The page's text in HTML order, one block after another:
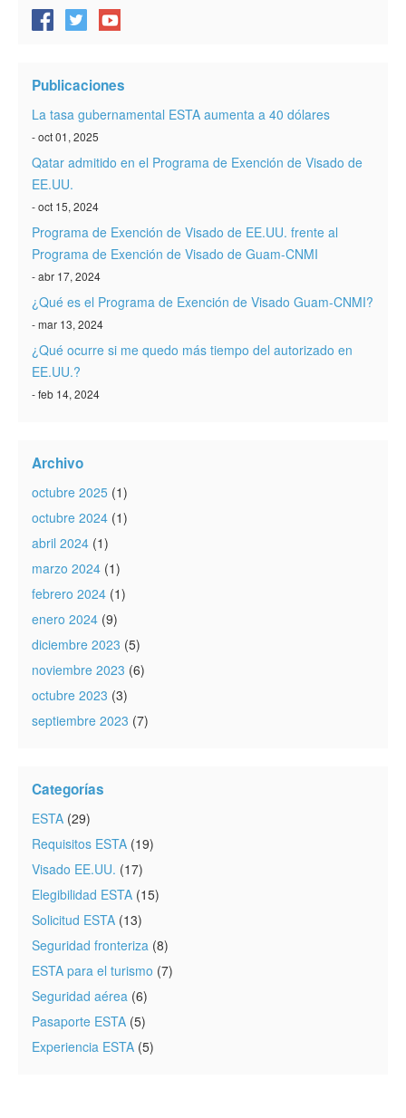
Publicaciones
La tasa gubernamental ESTA aumenta a 40 dólares
- oct 01, 2025
Qatar admitido en el Programa de Exención de Visado de
EE.UU.
- oct 15, 2024
Programa de Exención de Visado de EE.UU. frente al
Programa de Exención de Visado de Guam-CNMI
- abr 17, 2024
¿Qué es el Programa de Exención de Visado Guam-CNMI?
- mar 13, 2024
¿Qué ocurre si me quedo más tiempo del autorizado en
EE.UU.?
- feb 14, 2024
Archivo
octubre 2025 (1)
octubre 2024 (1)
abril 2024 (1)
marzo 2024 (1)
febrero 2024 (1)
enero 2024 (9)
diciembre 2023 (5)
noviembre 2023 (6)
octubre 2023 (3)
septiembre 2023 (7)
Categorías
ESTA (29)
Requisitos ESTA (19)
Visado EE.UU. (17)
Elegibilidad ESTA (15)
Solicitud ESTA (13)
Seguridad fronteriza (8)
ESTA para el turismo (7)
Seguridad aérea (6)
Pasaporte ESTA (5)
Experiencia ESTA (5)